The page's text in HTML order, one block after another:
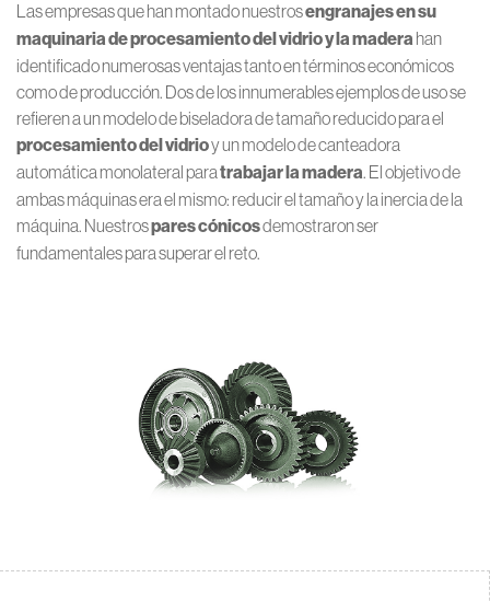
Las empresas que han montado nuestrosengranajes en su
maquinaria de procesamiento del vidrio y la madera han
identificado numerosas ventajas tanto en términos económicos
como de producción. Dos de los innumerables ejemplos de uso se
refieren a un modelo de biseladora de tamaño reducido para el
procesamiento del vidrioy un modelo de canteadora
automática monolateral paratrabajar la madera. El objetivo de
ambas máquinas era el mismo: reducir el tamaño y la inercia de la
máquina. Nuestrospares cónicosdemostraron ser
fundamentales para superar el reto.